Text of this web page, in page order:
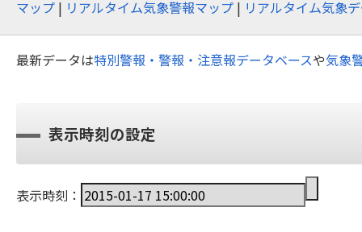
マップ | リアルタイム気象警報マップ | リアルタイム気象
最新データは特別警報・警報・注意報データベースや気象
表示時刻の設定
表示時刻：